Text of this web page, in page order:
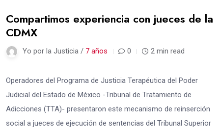
Compartimos experiencia con jueces de la
CDMX
Yo por la Justicia / 7 años 0 2 min read
Operadores del Programa de Justicia Terapéutica del Poder
Judicial del Estado de México -Tribunal de Tratamiento de
Adicciones (TTA)- presentaron este mecanismo de reinserción
social a jueces de ejecución de sentencias del Tribunal Superior